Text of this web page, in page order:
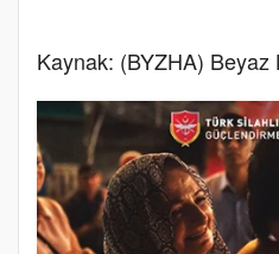
Kaynak: (BYZHA) Beyaz